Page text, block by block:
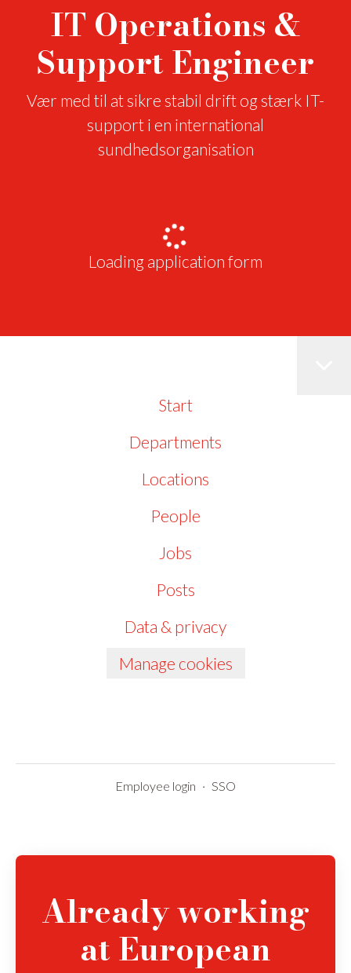
IT Operations &
Support Engineer
Vær med til at sikre stabil drift og stærk IT-
support i en international
sundhedsorganisation
Loading application form
Start
Departments
Locations
People
Jobs
Posts
Data & privacy
Manage cookies
Employee login · SSO
Already working
at European